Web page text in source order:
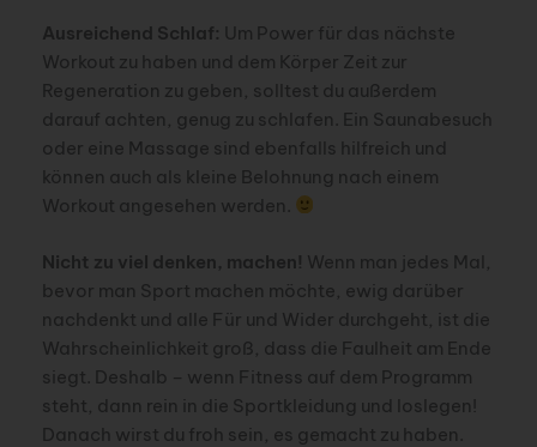
Ausreichend Schlaf: Um Power für das nächste
Workout zu haben und dem Körper Zeit zur
Regeneration zu geben, solltest du außerdem
darauf achten, genug zu schlafen. Ein Saunabesuch
oder eine Massage sind ebenfalls hilfreich und
können auch als kleine Belohnung nach einem
Workout angesehen werden.
Nicht zu viel denken, machen! Wenn man jedes Mal,
bevor man Sport machen möchte, ewig darüber
nachdenkt und alle Für und Wider durchgeht, ist die
Wahrscheinlichkeit groß, dass die Faulheit am Ende
siegt. Deshalb – wenn Fitness auf dem Programm
steht, dann rein in die Sportkleidung und loslegen!
Danach wirst du froh sein, es gemacht zu haben.